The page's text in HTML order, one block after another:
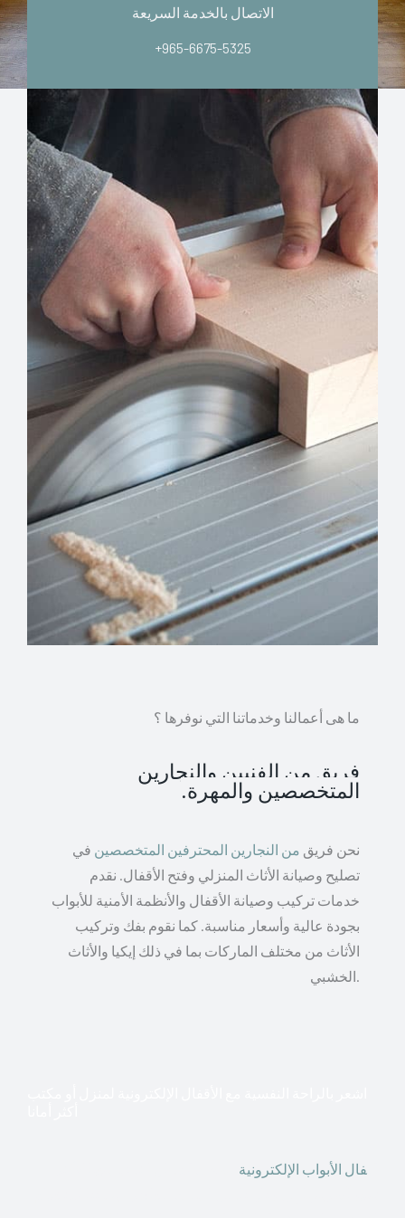
الاتصال بالخدمة السريعة
+965-6675-5325
ما هى أعمالنا وخدماتنا التي نوفرها ؟
فريق من الفنيين والنجارين
المتخصصين والمهرة.
نحن فريق من النجارين المحترفين المتخصصين في
تصليح وصيانة الأثاث المنزلي وفتح الأقفال. نقدم
خدمات تركيب وصيانة الأقفال والأنظمة الأمنية للأبواب
بجودة عالية وأسعار مناسبة. كما نقوم بفك وتركيب
الأثاث من مختلف الماركات بما في ذلك إيكيا والأثاث
الخشبي.
فال الأبواب الإلكترونية